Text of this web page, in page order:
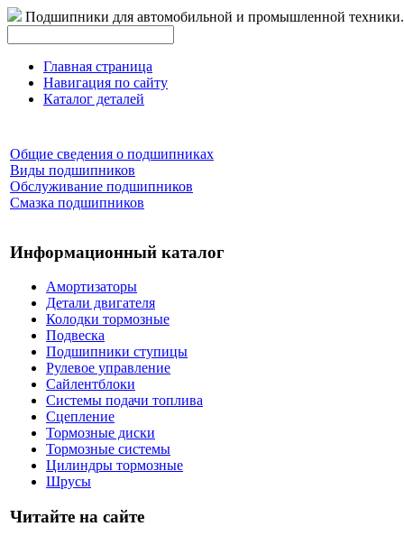
Подшипники для автомобильной и промышленной техники.
Главная страница
Навигация по сайту
Каталог деталей
Общие сведения о подшипниках
Виды подшипников
Обслуживание подшипников
Смазка подшипников
Информационный каталог
Амортизаторы
Детали двигателя
Колодки тормозные
Подвеска
Подшипники ступицы
Рулевое управление
Сайлентблоки
Системы подачи топлива
Сцепление
Тормозные диски
Тормозные системы
Цилиндры тормозные
Шрусы
Читайте на сайте